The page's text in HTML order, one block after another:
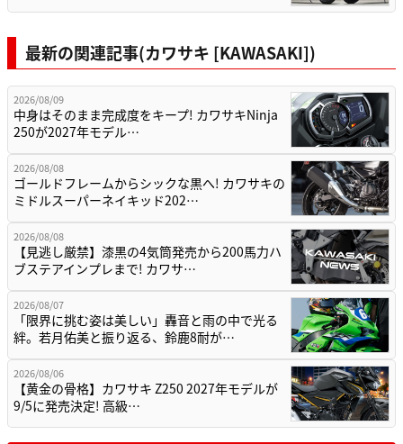
最新の関連記事(カワサキ [KAWASAKI])
2026/08/09
中身はそのまま完成度をキープ! カワサキNinja
250が2027年モデル…
2026/08/08
ゴールドフレームからシックな黒へ! カワサキの
ミドルスーパーネイキッド202…
2026/08/08
【見逃し厳禁】漆黒の4気筒発売から200馬力ハ
ブステアインプレまで! カワサ…
2026/08/07
「限界に挑む姿は美しい」轟音と雨の中で光る
絆。若月佑美と振り返る、鈴鹿8耐が…
2026/08/06
【黄金の骨格】カワサキ Z250 2027年モデルが
9/5に発売決定! 高級…